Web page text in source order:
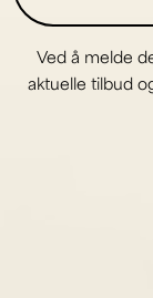
Ved å melde
aktuelle tilbud